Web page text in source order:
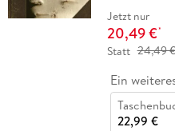
Jetzt nur
20,49 €*
Statt 24,49 €
Ein
22,99 €